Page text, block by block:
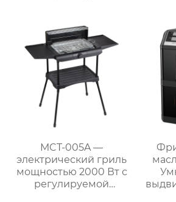
измельчения
MCT-005A —
электрический гриль
мощностью 2000 Вт с
регулируемой